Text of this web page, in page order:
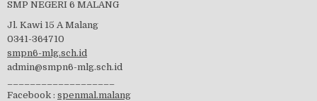
visitasi PPK 2019
SMP NEGERI 6 MALANG
Jl. Kawi 15 A Malang
0341-364710
smpn6-mlg.sch.id
admin@smpn6-mlg.sch.id
Facebook : spenmal.malang